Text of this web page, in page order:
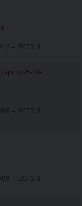
– ECTS 3
25-48»
– ECTS 3
– ECTS 3